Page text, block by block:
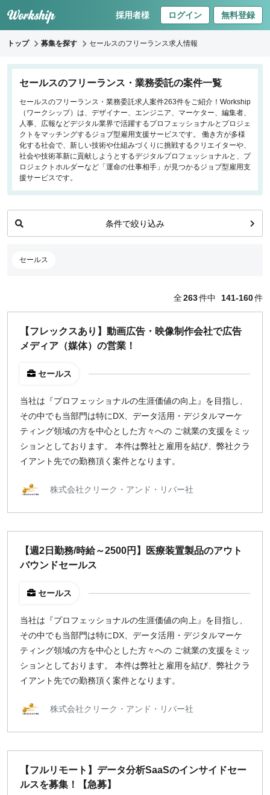
採用者様 ログイン 無料登録
トップ 募集を探す セールスのフリーランス求人情報
セールスのフリーランス・業務委託の案件一覧
セールスのフリーランス・業務委託求人案件263件をご紹介！Workship
（ワークシップ）は、デザイナー、エンジニア、マーケター、編集者、
人事、広報などデジタル業界で活躍するプロフェッショナルとプロジェ
クトをマッチングするジョブ型雇用支援サービスです。 働き方が多様
化する社会で、新しい技術や仕組みづくりに挑戦するクリエイターや、
社会や技術革新に貢献しようとするデジタルプロフェッショナルと、プ
ロジェクトホルダーなど「運命の仕事相手」が見つかるジョブ型雇用支
援サービスです。
条件で絞り込み
セールス
キーワードで探す
職種
フロントエンドエンジニア
バックエンドエンジニア
インフラエンジニア
iOS/Androidアプリエンジニア
データサイエンティスト
プロジェクトマネージャー
プランナー・ディレクター
デザイナー
マーケティング
人事
広報
カスタマーサクセス
その他
閉じる
働き方
リモートのみ
出社希望
出社のみ
副業OK
新規事業
スタートアップ
土日週末OK
稼働時間
週2日
週1日
全263件中 141-160件
【フレックスあり】動画広告・映像制作会社で広告
メディア（媒体）の営業！
セールス
当社は『プロフェッショナルの生涯価値の向上』を目指し、
その中でも当部門は特にDX、データ活用・デジタルマーケ
ティング領域の方を中心とした方々への ご就業の支援をミッ
ションとしております。 本件は弊社と雇用を結び、弊社クラ
イアント先での勤務頂く案件となります。
株式会社クリーク・アンド・リバー社
【週2日勤務/時給～2500円】医療装置製品のアウト
バウンドセールス
セールス
当社は『プロフェッショナルの生涯価値の向上』を目指し、
その中でも当部門は特にDX、データ活用・デジタルマーケ
ティング領域の方を中心とした方々への ご就業の支援をミッ
ションとしております。 本件は弊社と雇用を結び、弊社クラ
イアント先での勤務頂く案件となります。
株式会社クリーク・アンド・リバー社
【フルリモート】データ分析SaaSのインサイドセー
ルスを募集！【急募】